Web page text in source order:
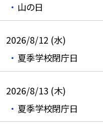
山の日
2026/8/12 (水)
夏季学校閉庁日
2026/8/13 (木)
夏季学校閉庁日